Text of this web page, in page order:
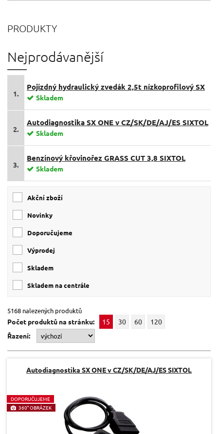
Výrobce
SIXTOL(1283)
EXTOL-CRAFT(656)
BALLETTO(84)
PRODUKTY
Nejprodávanější
1.
Pojízdný hydraulický zvedák 2,5t nízkoprofilový SX
Jack 2,5T SIXTOL
Skladem
2.
Autodiagnostika SX ONE v CZ/SK/DE/AJ/ES SIXTOL
Skladem
3.
Benzínový křovinořez GRASS CUT 3,8 SIXTOL
Skladem
Akční zboží
Novinky
Doporučujeme
Výprodej
skladem
skladem na centrále
5168 nalezených produktů
Počet produktů na stránku: 15 30 60
120
Řazení:
Autodiagnostika SX ONE v CZ/SK/DE/AJ/ES SIXTOL
DOPORUČUJEME
360° OBRÁZEK